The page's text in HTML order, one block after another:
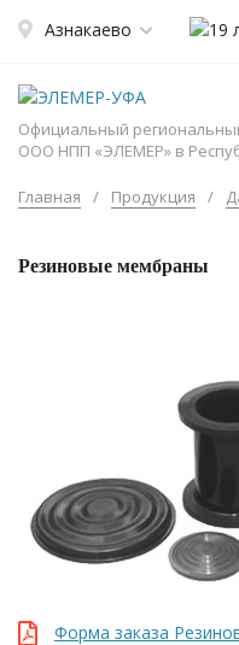
Азнакаево
Официальный
ООО НПП «ЭЛЕМЕР» в
Главная / Продукция /
Резиновые мембраны
Форма заказа